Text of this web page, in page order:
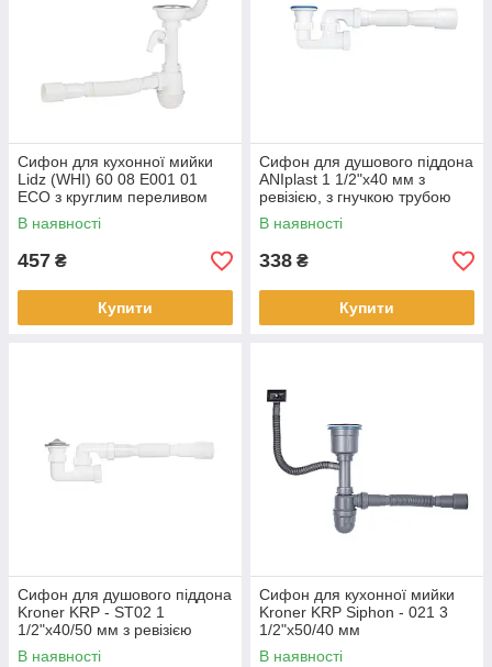
Сифон для кухонної мийки
Lidz (WHI) 60 08 E001 01
ECO з круглим переливом
(вихід 50 мм)
В наявності
457 ₴
Купити
Сифон для душового піддона
ANIplast 1 1/2"х40 мм з
ревізією, з гнучкою трубою
40х40/50 Е216EU
В наявності
338 ₴
Купити
Сифон для душового піддона
Kroner KRP - ST02 1
1/2"х40/50 мм з ревізією
В наявності
Сифон для кухонної мийки
Kroner KRP Siphon - 021 3
1/2"х50/40 мм
В наявності